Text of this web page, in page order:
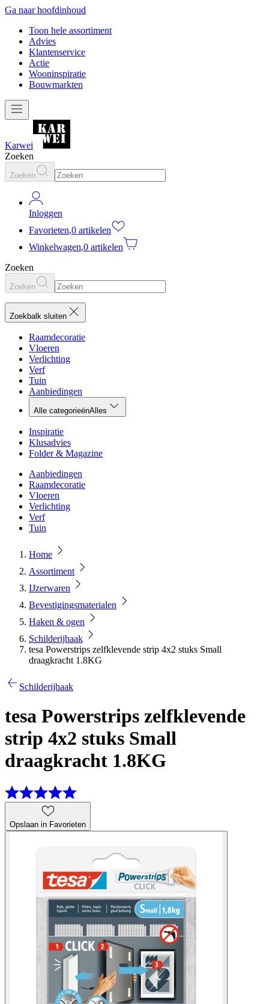
Ga naar hoofdinhoud
Toon hele assortiment
Advies
Klantenservice
Actie
Wooninspiratie
Bouwmarkten
Karwei
Zoeken
Zoeken
Inloggen
Favorieten,0 artikelen
Winkelwagen,0 artikelen
Zoeken
Zoeken
Zoekbalk sluiten
Raamdecoratie
Vloeren
Verlichting
Verf
Tuin
Aanbiedingen
Alle categorieënAlles
Inspiratie
Klusadvies
Folder & Magazine
Aanbiedingen
Raamdecoratie
Vloeren
Verlichting
Verf
Tuin
Home
Assortiment
IJzerwaren
Bevestigingsmaterialen
Haken & ogen
Schilderijhaak
tesa Powerstrips zelfklevende strip 4x2 stuks Small
draagkracht 1.8KG
Schilderijhaak
tesa Powerstrips zelfklevende
strip 4x2 stuks Small
draagkracht 1.8KG
Opslaan in Favorieten